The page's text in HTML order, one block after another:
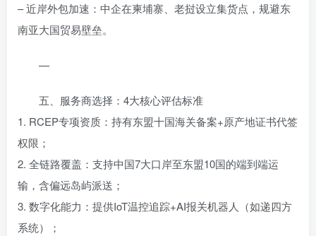
– 近岸外包加速：中企在柬埔寨、老挝设立集货点，规避东
南亚大国贸易壁垒。
—
五、服务商选择：4大核心评估标准
1. RCEP专项资质：持有东盟十国海关备案+原产地证书代签
权限；
2. 全链路覆盖：支持中国7大口岸至东盟10国的端到端运
输，含偏远岛屿派送；
3. 数字化能力：提供IoT温控追踪+AI报关机器人（如递四方
系统）；